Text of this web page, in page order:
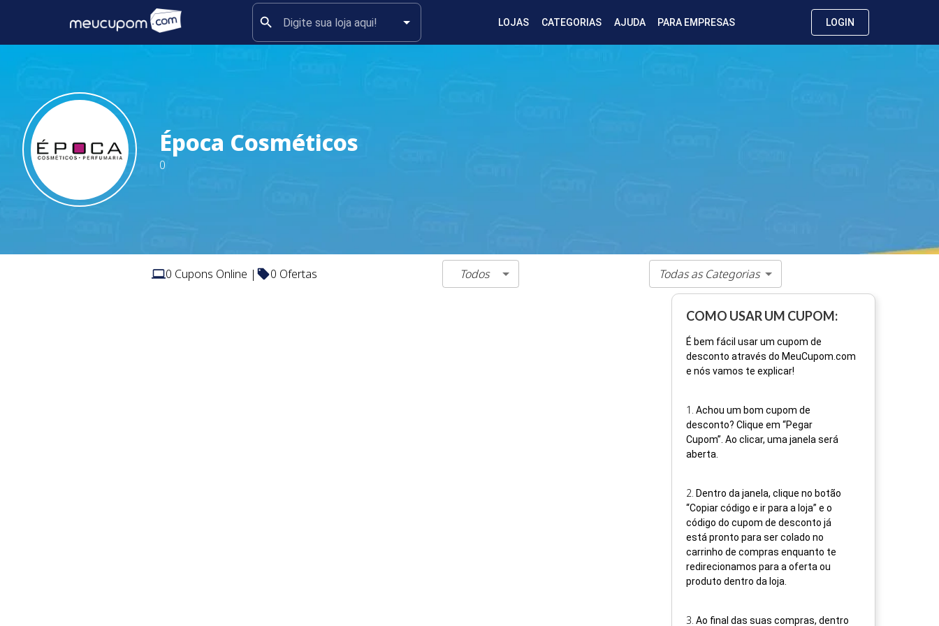
LOJAS CATEGORIAS AJUDA PARA EMPRESAS LOGIN
Época Cosméticos
0
0 Cupons Online | 0 Ofertas Todos Todas as Categorias
COMO USAR UM CUPOM:
É bem fácil usar um cupom de
desconto através do MeuCupom.com
e nós vamos te explicar!
1 . Achou um bom cupom de
desconto? Clique em “Pegar
Cupom”. Ao clicar, uma janela será
aberta.
2. Dentro da janela, clique no botão
“Copiar código e ir para a loja” e o
código do cupom de desconto já
está pronto para ser colado no
carrinho de compras enquanto te
redirecionamos para a oferta ou
produto dentro da loja.
3. Ao final das suas compras, dentro